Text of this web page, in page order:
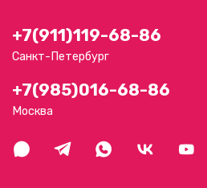
+7(911)119-68-86
Санкт-Петербург
+7(985)016-68-86
Москва